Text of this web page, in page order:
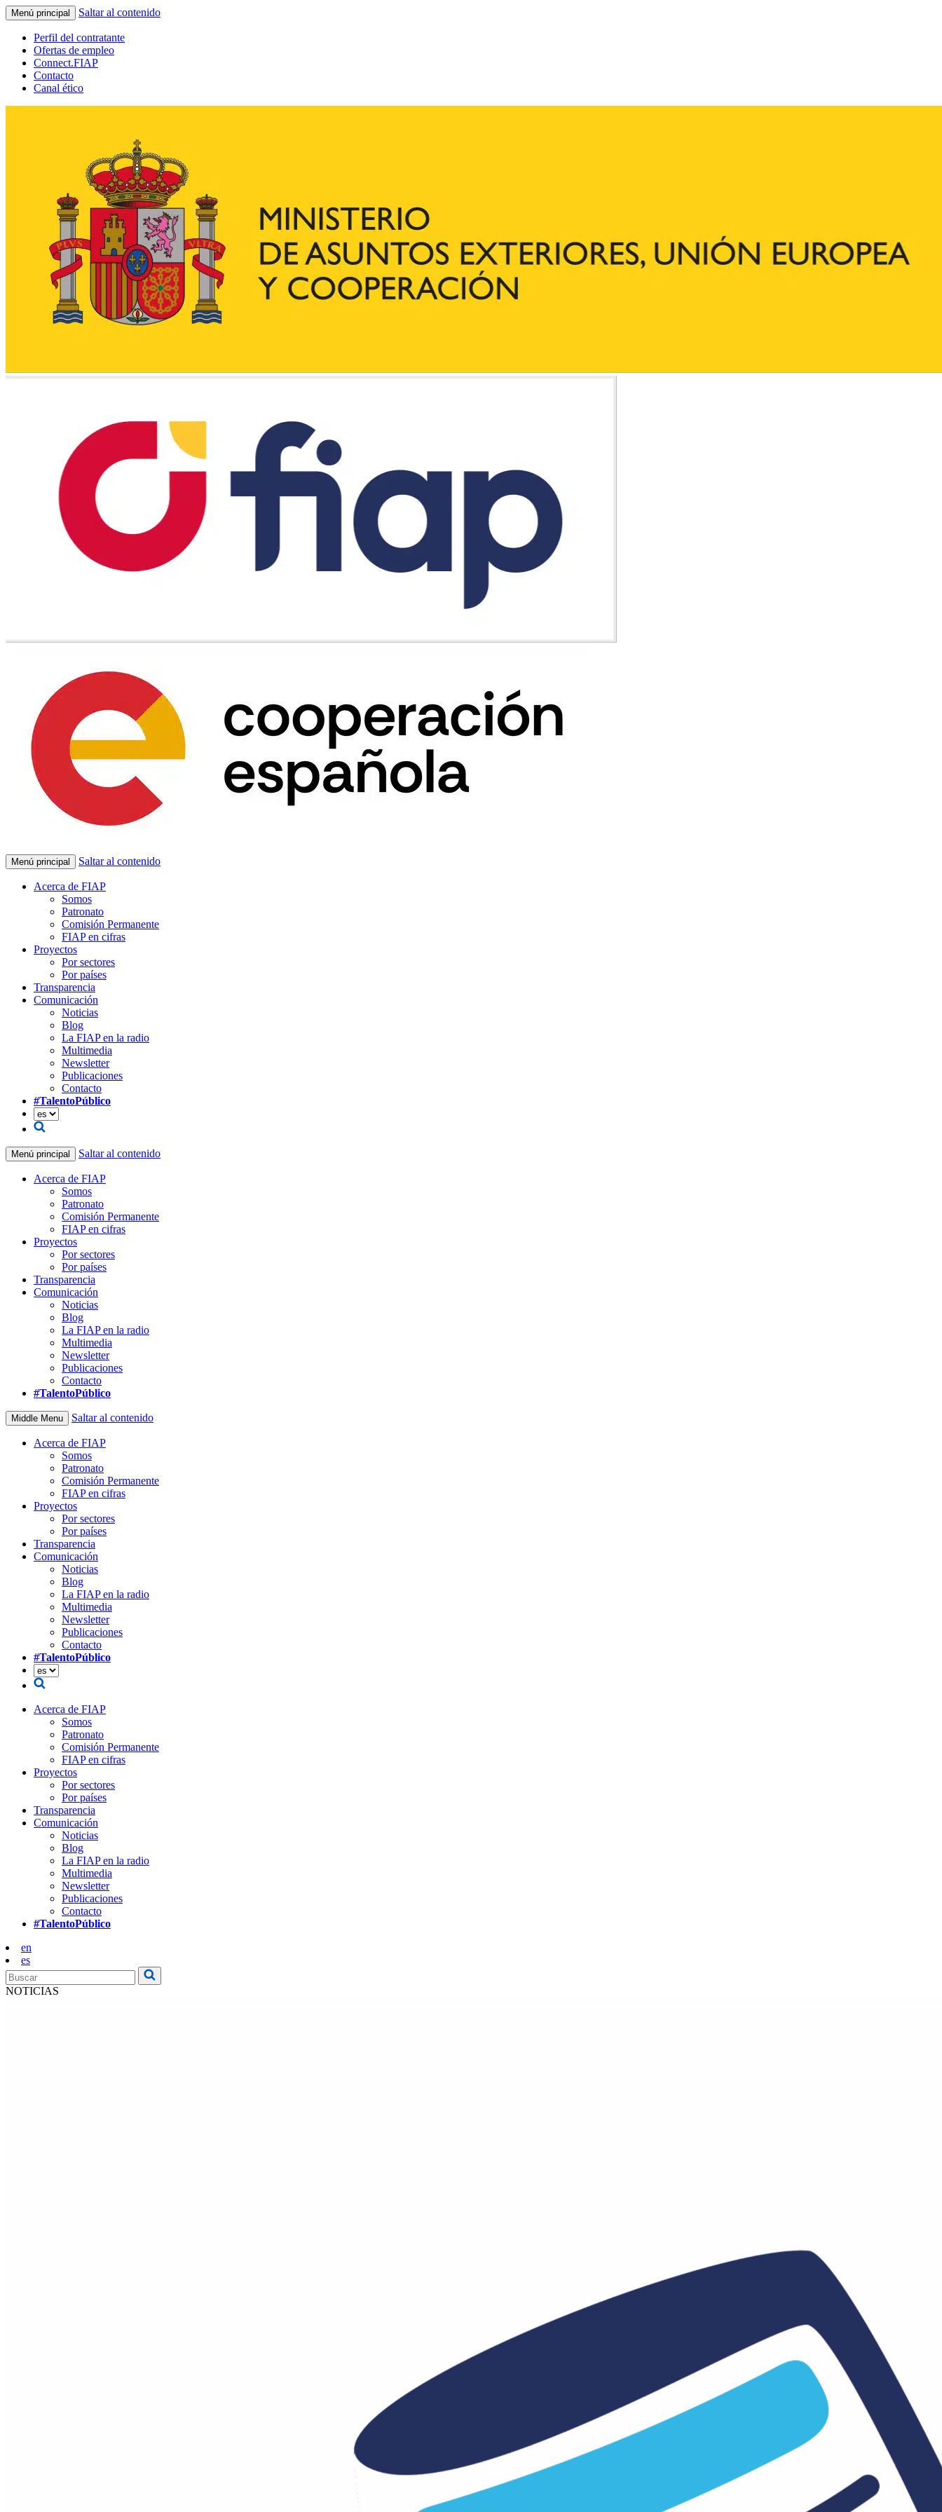
Menú principal Saltar al contenido
Perfil del contratante
Ofertas de empleo
Connect.FIAP
Contacto
Canal ético
Menú principal Saltar al contenido
Acerca de FIAP
Somos
Patronato
Comisión Permanente
FIAP en cifras
Proyectos
Por sectores
Por países
Transparencia
Comunicación
Noticias
Blog
La FIAP en la radio
Multimedia
Newsletter
Publicaciones
Contacto
#TalentoPúblico
Menú principal Saltar al contenido
Acerca de FIAP
Somos
Patronato
Comisión Permanente
FIAP en cifras
Proyectos
Por sectores
Por países
Transparencia
Comunicación
Noticias
Blog
La FIAP en la radio
Multimedia
Newsletter
Publicaciones
Contacto
#TalentoPúblico
Middle Menu Saltar al contenido
Acerca de FIAP
Somos
Patronato
Comisión Permanente
FIAP en cifras
Proyectos
Por sectores
Por países
Transparencia
Comunicación
Noticias
Blog
La FIAP en la radio
Multimedia
Newsletter
Publicaciones
Contacto
#TalentoPúblico
Acerca de FIAP
Somos
Patronato
Comisión Permanente
FIAP en cifras
Proyectos
Por sectores
Por países
Transparencia
Comunicación
Noticias
Blog
La FIAP en la radio
Multimedia
Newsletter
Publicaciones
Contacto
#TalentoPúblico
en
es
NOTICIAS